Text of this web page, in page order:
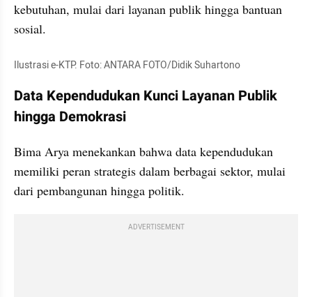
kebutuhan, mulai dari layanan publik hingga bantuan
sosial.
Ilustrasi e-KTP. Foto: ANTARA FOTO/Didik Suhartono
Data Kependudukan Kunci Layanan Publik
hingga Demokrasi
Bima Arya menekankan bahwa data kependudukan
memiliki peran strategis dalam berbagai sektor, mulai
dari pembangunan hingga politik.
ADVERTISEMENT